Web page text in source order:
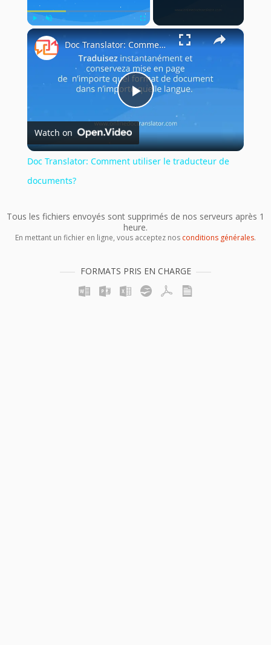
Play Unmute Fullscreen ×
Play
Video
Doc Translator: Comment utiliser le traducteur de documents?
Watch on
Doc Translator: Comment utiliser le traducteur de
documents?
Tous les fichiers envoyés sont supprimés de nos serveurs après 1
heure.
En mettant un fichier en ligne, vous acceptez nos conditions générales.
FORMATS PRIS EN CHARGE